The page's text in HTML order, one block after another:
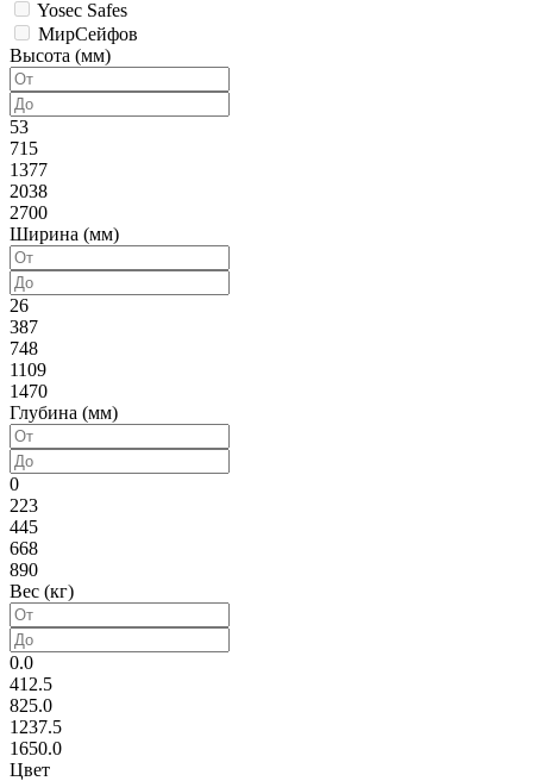
Yosec Safes
МирСейфов
Высота (мм)
53
715
1377
2038
2700
Ширина (мм)
26
387
748
1109
1470
Глубина (мм)
0
223
445
668
890
Вес (кг)
0.0
412.5
825.0
1237.5
1650.0
Цвет